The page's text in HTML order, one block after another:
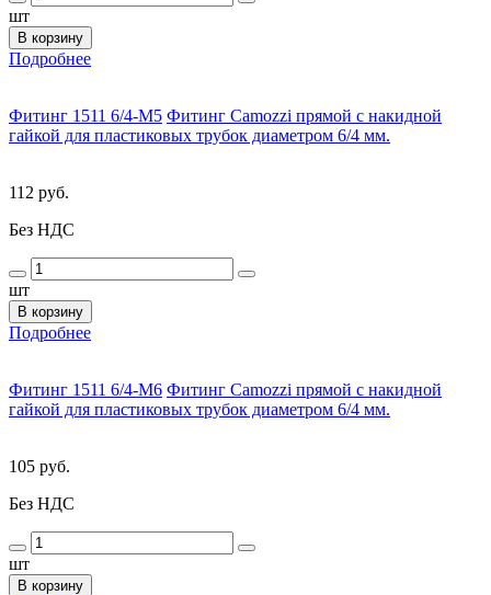
шт
В корзину
Подробнее
Фитинг 1511 6/4-M5 Фитинг Camozzi прямой с накидной
гайкой для пластиковых трубок диаметром 6/4 мм.
112 руб.
Без НДС
шт
В корзину
Подробнее
Фитинг 1511 6/4-M6 Фитинг Camozzi прямой с накидной
гайкой для пластиковых трубок диаметром 6/4 мм.
105 руб.
Без НДС
шт
В корзину